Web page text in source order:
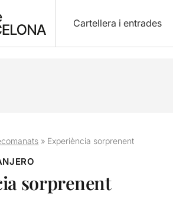
Cartellera i entrades
» Experiència sorprenent
sorprenent